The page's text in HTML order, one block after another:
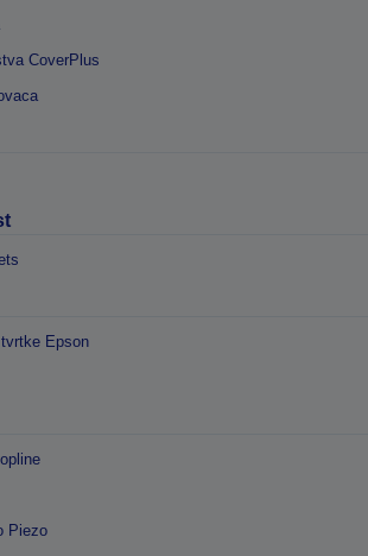
CoverPlus
Epson
Piezo